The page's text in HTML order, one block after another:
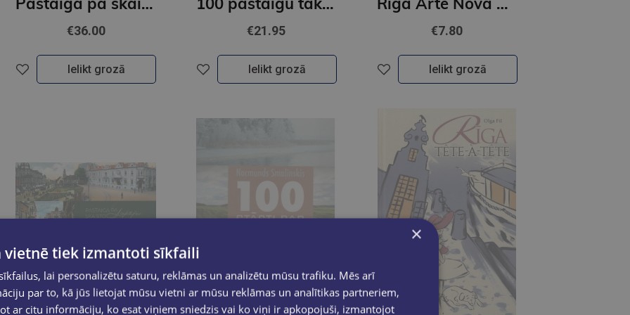
€36.00
Ielikt grozā
€21.95
Ielikt grozā
€7.80
Ielikt grozā
×
vietnē tiek izmantoti sīkfaili
lai personalizētu saturu, reklāmas un analizētu mūsu trafiku. Mēs arī
par to, kā jūs lietojat mūsu vietni ar mūsu reklāmas un analītikas partneriem,
ar citu informāciju, ko esat viņiem sniedzis vai ko viņi ir apkopojuši, izmantojot